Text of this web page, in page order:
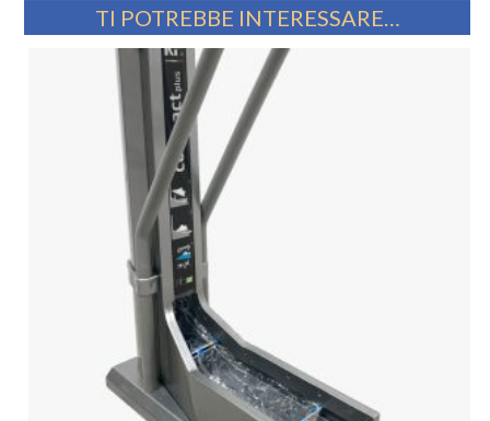
TI POTREBBE INTERESSARE…